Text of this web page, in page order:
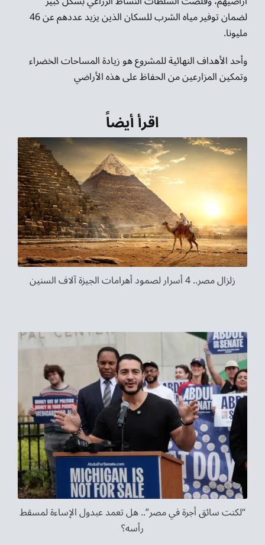
لضمان توفير مياه الشرب للسكان الذين يزيد عددهم عن 46
مليونا.
وأحد الأهداف النهائية للمشروع هو زيادة المساحات الخضراء
وتمكين المزارعين من الحفاظ على هذه الأراضي
اقرأ أيضاً
زلزال مصر.. 4 أسرار لصمود أهرامات الجيزة آلاف السنين
“لكنت سائق أجرة في مصر”.. هل تعمد عبدول الإساءة لمسقط
رأسه؟